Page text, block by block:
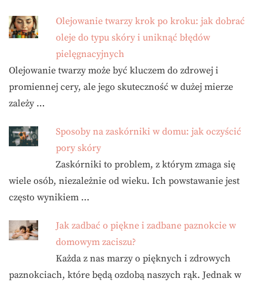
Olejowanie twarzy krok po kroku: jak dobrać
oleje do typu skóry i uniknąć błędów
pielęgnacyjnych
Olejowanie twarzy może być kluczem do zdrowej i
promiennej cery, ale jego skuteczność w dużej mierze
zależy …
Sposoby na zaskórniki w domu: jak oczyścić
pory skóry
Zaskórniki to problem, z którym zmaga się
wiele osób, niezależnie od wieku. Ich powstawanie jest
często wynikiem …
Jak zadbać o piękne i zadbane paznokcie w
domowym zaciszu?
Każda z nas marzy o pięknych i zdrowych
paznokciach, które będą ozdobą naszych rąk. Jednak w